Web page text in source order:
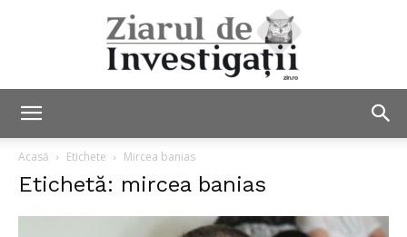
Acasă Etichete Mircea banias
Etichetă: mircea banias